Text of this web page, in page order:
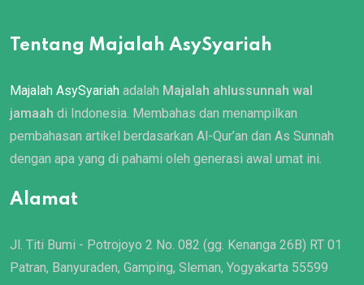
Tentang Majalah AsySyariah
Majalah AsySyariah adalah Majalah ahlussunnah wal
jamaah di Indonesia. Membahas dan menampilkan
pembahasan artikel berdasarkan Al-Qur’an dan As Sunnah
dengan apa yang di pahami oleh generasi awal umat ini.
Alamat
Jl. Titi Bumi - Potrojoyo 2 No. 082 (gg. Kenanga 26B) RT 01
Patran, Banyuraden, Gamping, Sleman, Yogyakarta 55599